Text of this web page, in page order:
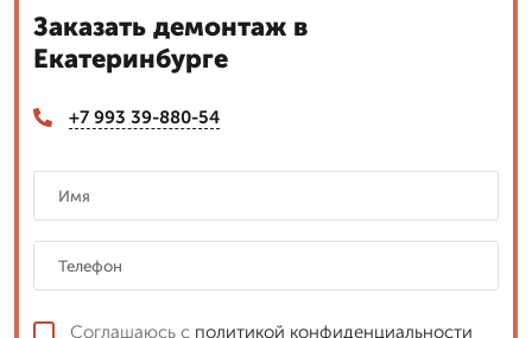
Заказать демонтаж в
Екатеринбурге
+7 993 39-880-54
Соглашаюсь с политикой конфиденциальности